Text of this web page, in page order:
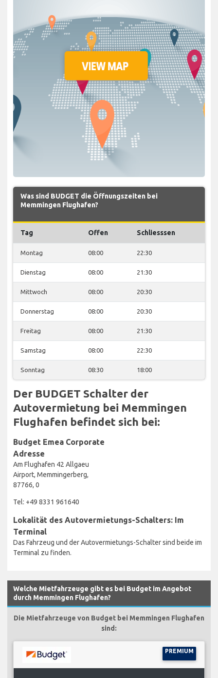
Was sind BUDGET die Öffnungszeiten bei
Memmingen Flughafen?
Tag Offen Schliesssen
Montag 08:00 22:30
Dienstag 08:00 21:30
Mittwoch 08:00 20:30
Donnerstag 08:00 20:30
Freitag 08:00 21:30
Samstag 08:00 22:30
Sonntag 08:30 18:00
Der BUDGET Schalter der
Autovermietung bei Memmingen
Flughafen befindet sich bei:
Budget Emea Corporate
Adresse
Am Flughafen 42 Allgaeu
Airport, Memmingerberg,
87766, 0
Tel: +49 8331 961640
Lokalität des Autovermietungs-Schalters: Im
Terminal
Das Fahrzeug und der Autovermietungs-Schalter sind beide im
Terminal zu finden.
Welche Mietfahrzeuge gibt es bei Budget im Angebot
durch Memmingen Flughafen?
Die Mietfahrzeuge von Budget bei Memmingen Flughafen
sind:
PREMIUM